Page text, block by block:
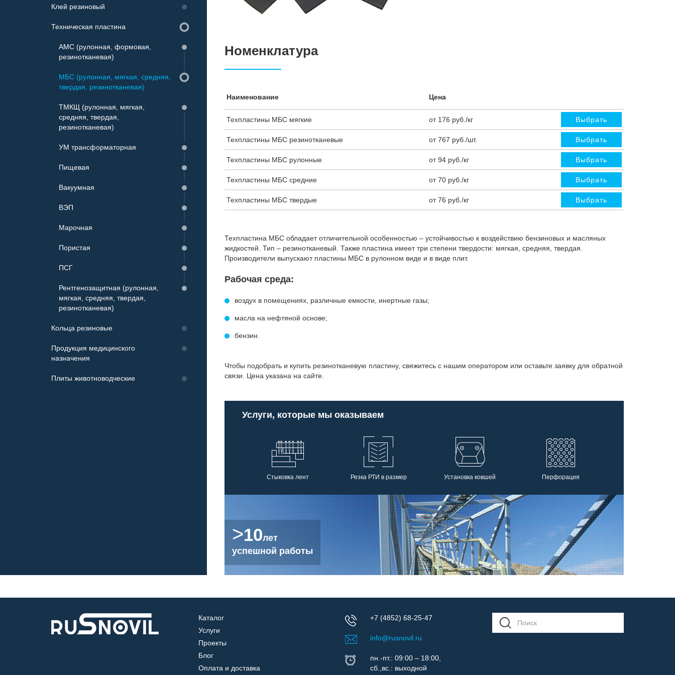
Пожарные рукава
Рукава для газовой сварки и резки
Рукава для горячей воды
Рукава напорно-всасывающие
ГОСТ 5398-76
Рукава напорные ГОСТ 18698-79
Рукава напорные с нитяным
Клей резиновый
Техническая пластина
АМС (рулонная, формовая,
резинотканевая)
МБС (рулонная, мягкая, средняя,
твердая, резинотканевая)
ТМКЩ (рулонная, мягкая,
средняя, твердая,
резинотканевая)
УМ трансформаторная
Пищевая
Вакуумная
ВЭП
Марочная
Пористая
ПСГ
Рентгенозащитная (рулонная,
мягкая, средняя, твердая,
резинотканевая)
Кольца резиновые
Продукция медицинского
назначения
Плиты животноводческие
Номенклатура
Наименование Цена
Техпластины МБС мягкие от 176 руб./кг Выбрать
Техпластины МБС резинотканевые от 767 руб./шт. Выбрать
Техпластины МБС рулонные от 94 руб./кг Выбрать
Техпластины МБС средние от 70 руб./кг Выбрать
Техпластины МБС твердые от 76 руб./кг Выбрать
Техпластина МБС обладает отличительной особенностью – устойчивостью к воздействию бензиновых и масляных
жидкостей. Тип – резинотканевый. Также пластина имеет три степени твердости: мягкая, средняя, твердая.
Производители выпускают пластины МБС в рулонном виде и в виде плит.
Рабочая среда:
воздух в помещениях, различные емкости, инертные газы;
масла на нефтяной основе;
бензин.
Чтобы подобрать и купить резинотканевую пластину, свяжитесь с нашим оператором или оставьте заявку для обратной
связи. Цена указана на сайте.
Услуги, которые мы оказываем
Стыковка лент Резка РТИ в размер Установка ковшей Перфорация
>10лет
успешной работы
Каталог
Услуги
Проекты
Блог
Оплата и доставка
+7 (4852) 68-25-47
info@rusnovil.ru
пн.-пт.: 09:00 – 18:00,
сб.,вс.: выходной